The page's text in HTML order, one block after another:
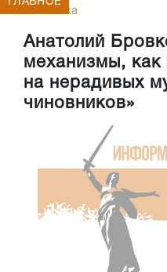
Политика
Анатолий
механизмы, как
на нерадивых
чиновников»
ГЛАВНОЕ